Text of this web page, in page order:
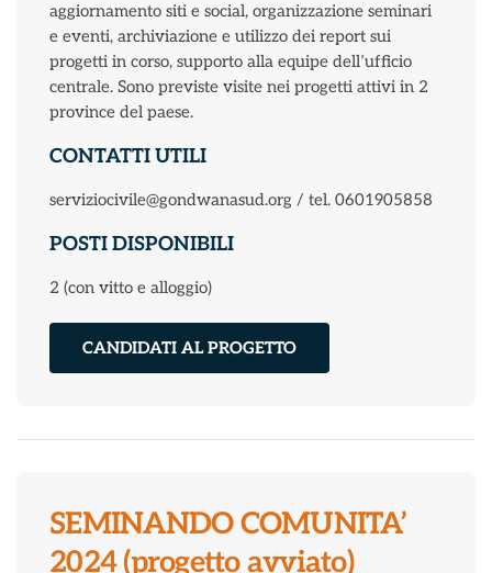
aggiornamento siti e social, organizzazione seminari
e eventi, archiviazione e utilizzo dei report sui
progetti in corso, supporto alla equipe dell’ufficio
centrale. Sono previste visite nei progetti attivi in 2
province del paese.
CONTATTI UTILI
serviziocivile@gondwanasud.org / tel. 0601905858
POSTI DISPONIBILI
2 (con vitto e alloggio)
CANDIDATI AL PROGETTO
SEMINANDO COMUNITA’
2024 (progetto avviato)